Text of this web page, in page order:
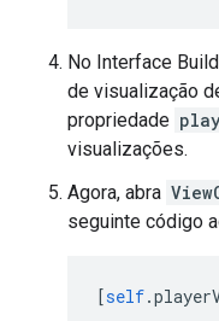
No Interface
de visualização
propriedade
visualizações.
Agora, abra
seguinte código
[self.